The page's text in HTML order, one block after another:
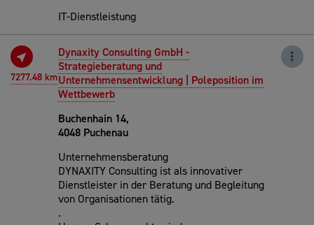
IT-Dienstleistung
7277.48 km
Dynaxity Consulting GmbH -
Strategieberatung und
Unternehmensentwicklung | Poleposition im
Wettbewerb
Buchenhain 14,
4048 Puchenau
Unternehmensberatung
DYNAXITY Consulting ist als innovativer
Dienstleister in der Beratung und Begleitung
von Organisationen tätig.
.